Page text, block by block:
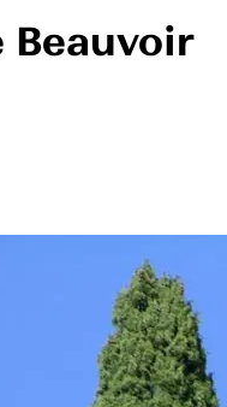
Beauvoir